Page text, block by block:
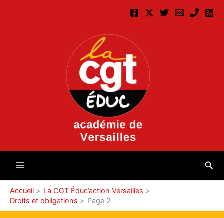
Accueil
La CGT Éduc’action Versailles
Droits et obligations
Page 2